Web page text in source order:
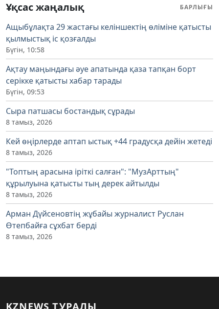
Ұқсас жаңалық БАРЛЫҒЫ
Ащыбұлақта 29 жастағы келіншектің өліміне қатысты
қылмыстық іс қозғалды
Бүгін, 10:58
Ақтау маңындағы әуе апатында қаза тапқан борт
серікке қатысты хабар тарады
Бүгін, 09:53
Сыра патшасы бостандық сұрады
8 тамыз, 2026
Кей өңірлерде аптап ыстық +44 градусқа дейін жетеді
8 тамыз, 2026
"Топтың арасына іріткі салған": "МузАрттың"
құрылуына қатысты тың дерек айтылды
8 тамыз, 2026
Арман Дүйсеновтің жұбайы журналист Руслан
Өтепбайға сұхбат берді
8 тамыз, 2026